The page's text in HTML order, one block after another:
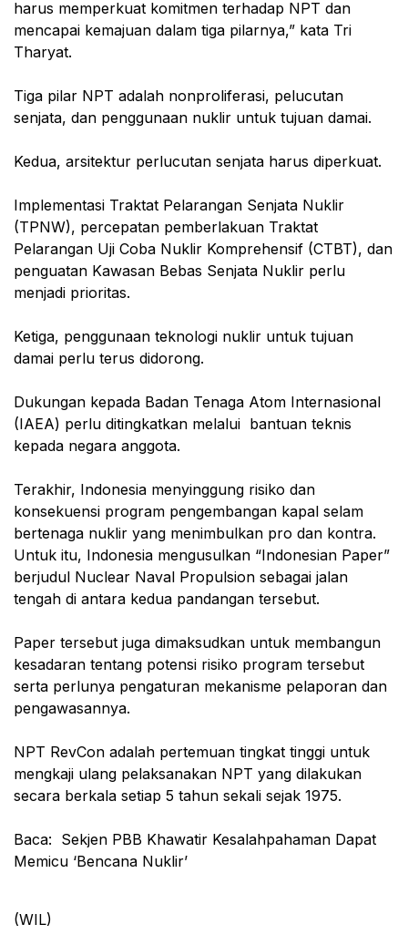
harus memperkuat komitmen terhadap NPT dan
mencapai kemajuan dalam tiga pilarnya,” kata Tri
Tharyat.
Tiga pilar NPT adalah nonproliferasi, pelucutan
senjata, dan penggunaan nuklir untuk tujuan damai.
Kedua, arsitektur perlucutan senjata harus diperkuat.
Implementasi Traktat Pelarangan Senjata Nuklir
(TPNW), percepatan pemberlakuan Traktat
Pelarangan Uji Coba Nuklir Komprehensif (CTBT), dan
penguatan Kawasan Bebas Senjata Nuklir perlu
menjadi prioritas.
Ketiga, penggunaan teknologi nuklir untuk tujuan
damai perlu terus didorong.
Dukungan kepada Badan Tenaga Atom Internasional
(IAEA) perlu ditingkatkan melalui bantuan teknis
kepada negara anggota.
Terakhir, Indonesia menyinggung risiko dan
konsekuensi program pengembangan kapal selam
bertenaga nuklir yang menimbulkan pro dan kontra.
Untuk itu, Indonesia mengusulkan “Indonesian Paper”
berjudul Nuclear Naval Propulsion sebagai jalan
tengah di antara kedua pandangan tersebut.
Paper tersebut juga dimaksudkan untuk membangun
kesadaran tentang potensi risiko program tersebut
serta perlunya pengaturan mekanisme pelaporan dan
pengawasannya.
NPT RevCon adalah pertemuan tingkat tinggi untuk
mengkaji ulang pelaksanakan NPT yang dilakukan
secara berkala setiap 5 tahun sekali sejak 1975.
Baca: Sekjen PBB Khawatir Kesalahpahaman Dapat
Memicu ‘Bencana Nuklir’
(WIL)